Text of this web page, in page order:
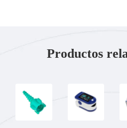
Productos